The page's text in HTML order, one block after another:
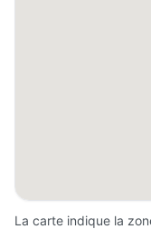
La carte indique la